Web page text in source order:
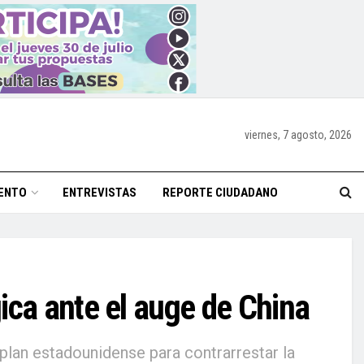
viernes, 7 agosto, 2026
ENTREVISTAS REPORTE CIUDADANO
ante el auge de China
estadounidense para contrarrestar la